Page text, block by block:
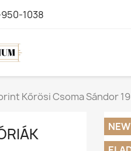
1038
Kőrösi Csoma Sándor
NEW